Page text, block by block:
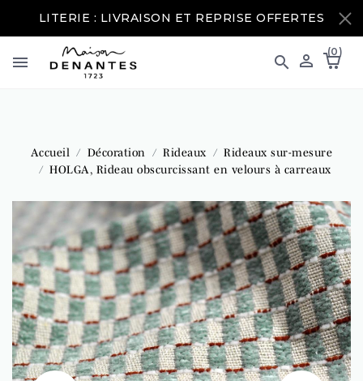
LITERIE : LIVRAISON ET REPRISE OFFERTES
  (0)

Accueil Décoration Rideaux
Rideaux sur-mesure
HOLGA, Rideau obscurcissant en velours à carreaux